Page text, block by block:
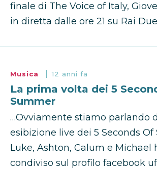
finale di The Voice of Italy,
in diretta dalle ore 21 su Rai
Musica 12 anni fa
La prima volta dei 5
Summer
…Ovviamente stiamo parlando
esibizione live dei 5 Seconds Of
Luke, Ashton, Calum e Michael
condiviso sul profilo facebook